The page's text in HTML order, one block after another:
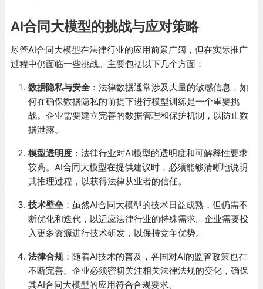
AI合同大模型的挑战与应对策略
尽管AI合同大模型在法律行业的应用前景广阔，但在实际推广
过程中仍面临一些挑战。主要包括以下几个方面：
数据隐私与安全 ：法律数据通常涉及大量的敏感信息，如
何在确保数据隐私的前提下进行模型训练是一个重要挑
战。企业需要建立完善的数据管理和保护机制，以防止数
据泄露。
模型透明度 ：法律行业对AI模型的透明度和可解释性要求
较高。AI合同大模型在提供建议时，必须能够清晰地说明
其推理过程，以获得法律从业者的信任。
技术壁垒 ：虽然AI合同大模型的技术日益成熟，但仍需不
断优化和迭代，以适应法律行业的特殊需求。企业需要投
入更多资源进行技术研发，以保持竞争优势。
法律合规：随着AI技术的普及，各国对AI的监管政策也在
不断完善。企业必须密切关注相关法律法规的变化，确保
其AI合同大模型的应用符合合规要求。